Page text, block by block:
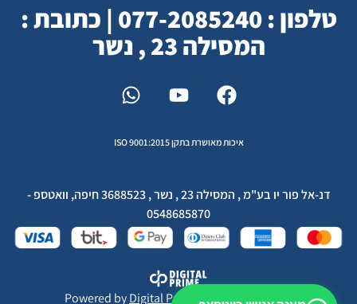
טלפון : 077-2085240 | כתובת :
המסילה 23 , נשר
איכות מאושרת בתקן ISO 9001:2015
דנ-אל פור יו בע"מ , המסילה 23 , נשר , 3688523 חיפה, וואטספ -
0548685870
Powered byDigital Prime Monetization LTD